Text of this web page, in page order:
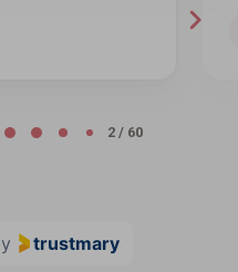
2 / 60
trustmary